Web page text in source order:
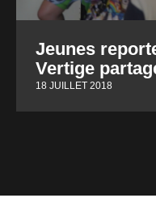
Jeunes
Vertige
18 JUILLET 2018